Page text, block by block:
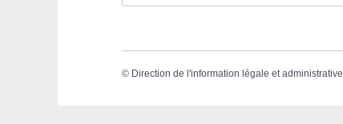
© Direction de l'information légale et administrative